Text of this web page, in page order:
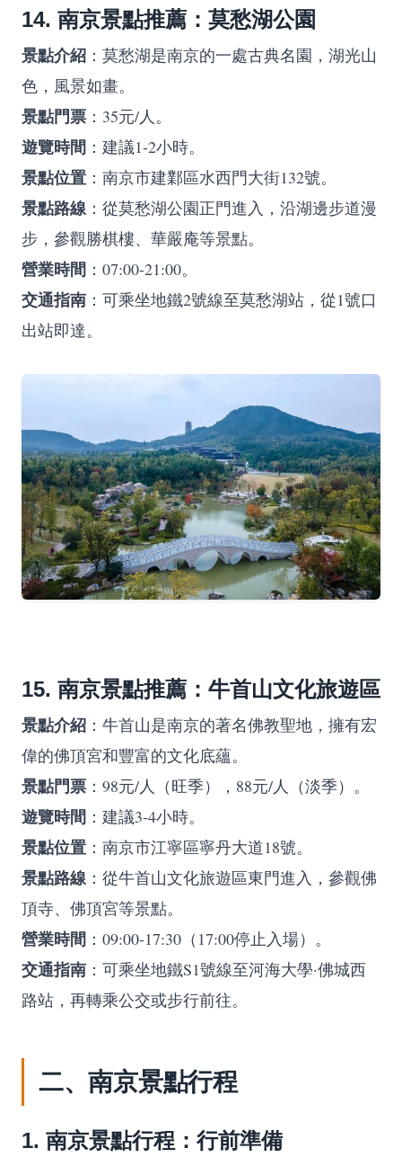
14. 南京景點推薦：莫愁湖公園
景點介紹 ：莫愁湖是南京的一處古典名園，湖光山
色，風景如畫。
景點門票 ：35元/人。
遊覽時間 ：建議1-2小時。
景點位置 ：南京市建鄴區水西門大街132號。
景點路線 ：從莫愁湖公園正門進入，沿湖邊步道漫
步，參觀勝棋樓、華嚴庵等景點。
營業時間 ：07:00-21:00。
交通指南 ：可乘坐地鐵2號線至莫愁湖站，從1號口
出站即達。
15. 南京景點推薦：牛首山文化旅遊區
景點介紹 ：牛首山是南京的著名佛教聖地，擁有宏
偉的佛頂宮和豐富的文化底蘊。
景點門票 ：98元/人（旺季），88元/人（淡季）。
遊覽時間 ：建議3-4小時。
景點位置 ：南京市江寧區寧丹大道18號。
景點路線：從牛首山文化旅遊區東門進入，參觀佛
頂寺、佛頂宮等景點。
營業時間 ：09:00-17:30（17:00停止入場）。
交通指南 ：可乘坐地鐵S1號線至河海大學·佛城西
路站，再轉乘公交或步行前往。
二、南京景點行程
1. 南京景點行程：行前準備